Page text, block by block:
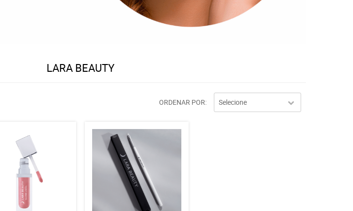
LARA BEAUTY
ORDENAR POR Selecione